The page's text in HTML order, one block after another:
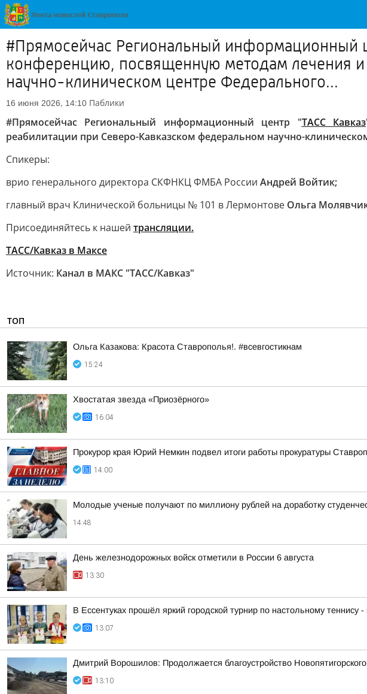
#Прямосейчас Региональный информационный
конференцию, посвященную методам лечения
научно-клиническом центре Федерального...
16 июня 2026, 14:10 Паблики
#Прямосейчас Региональный информационный центр "ТАСС Кавказ
реабилитации при Северо-Кавказском федеральном научно-
Спикеры:
врио генерального директора СКФНКЦ ФМБА России Андрей Войтик;
главный врач Клинической больницы № 101 в Лермонтове Ольга
Присоединяйтесь к нашей трансляции.
ТАСС/Кавказ в Максе
Источник: Канал в МАКС "ТАСС/Кавказ"
ТОП
Ольга Казакова: Красота Ставрополья!. #всевгостикнам
15:24
Хвостатая звезда «Приозёрного»
16:04
Прокурор края Юрий Немкин подвел итоги работы прокуратуры
14:00
Молодые ученые получают по миллиону рублей на доработку
14:48
День железнодорожных войск отметили в России 6 августа
13:30
В Ессентуках прошёл яркий городской турнир по настольному
13:07
Дмитрий Ворошилов: Продолжается благоустройство
13:10